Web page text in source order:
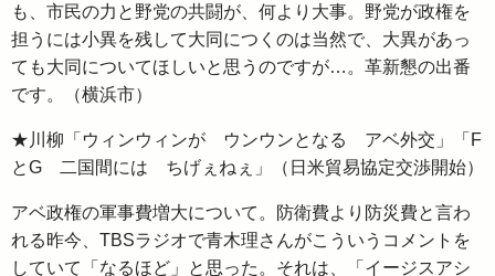
も、市民の力と野党の共闘が、何より大事。野党が政権を
担うには小異を残して大同につくのは当然で、大異があっ
ても大同についてほしいと思うのですが…。革新懇の出番
です。（横浜市）
★川柳「ウィンウィンが ウンウンとなる アベ外交」「F
とG 二国間には ちげぇねぇ」（日米貿易協定交渉開始）
アベ政権の軍事費増大について。防衛費より防災費と言わ
れる昨今、TBSラジオで青木理さんがこういうコメントを
していて「なるほど」と思った。それは、「イージスアシ